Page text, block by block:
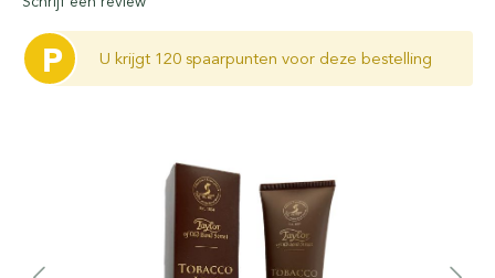
P U krijgt 120 spaarpunten voor deze bestelling